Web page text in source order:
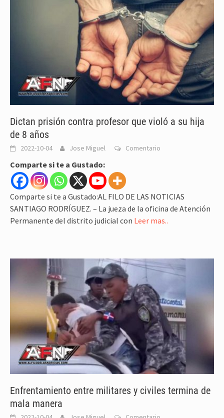
Dictan prisión contra profesor que violó a su hija
de 8 años
2022-10-04 Jose Miguel Comentario
Comparte si te a Gustado:
Comparte si te a Gustado:AL FILO DE LAS NOTICIAS
SANTIAGO RODRÍGUEZ. – La jueza de la oficina de Atención
Permanente del distrito judicial con Leer mas..
Enfrentamiento entre militares y civiles termina de
mala manera